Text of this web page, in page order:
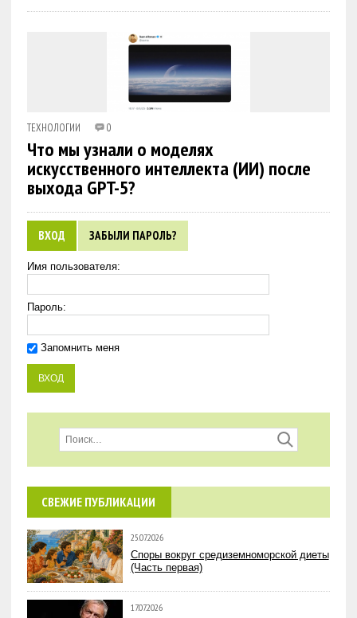
ТЕХНОЛОГИИ 0
Что мы узнали о моделях
искусственного интеллекта (ИИ) после
выхода GPT-5?
ВХОД ЗАБЫЛИ ПАРОЛЬ?
Имя пользователя:
Пароль:
Запомнить меня
СВЕЖИЕ ПУБЛИКАЦИИ
25.07.2026
Споры вокруг средиземноморской диеты
(Часть первая)
17.07.2026